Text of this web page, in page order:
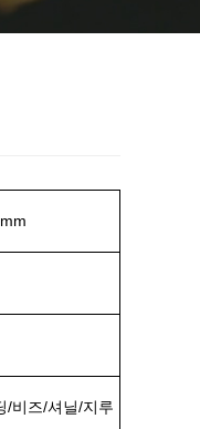
/비즈/셔닐/지루